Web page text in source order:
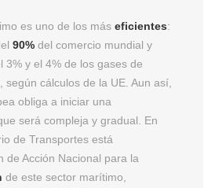
es uno de los más eficientes:
90% del comercio mundial y
3% y el 4% de los gases de
según cálculos de la UE. Aun así,
obliga a iniciar una
será compleja y gradual. En
de Transportes está
de Acción Nacional para la
de este sector marítimo,